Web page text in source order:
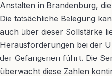
Anstalten in Brandenburg,
Die tatsächliche Belegung
auch über dieser Sollstärke
Herausforderungen bei der
der Gefangenen führt. Die
überwacht diese Zahlen